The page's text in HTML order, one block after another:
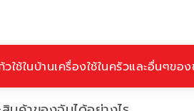
วใช้ในบ้านเครื่องใช้ในครัวและอื่นๆขอ